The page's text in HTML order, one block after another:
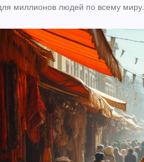
миллионов людей по всему миру.